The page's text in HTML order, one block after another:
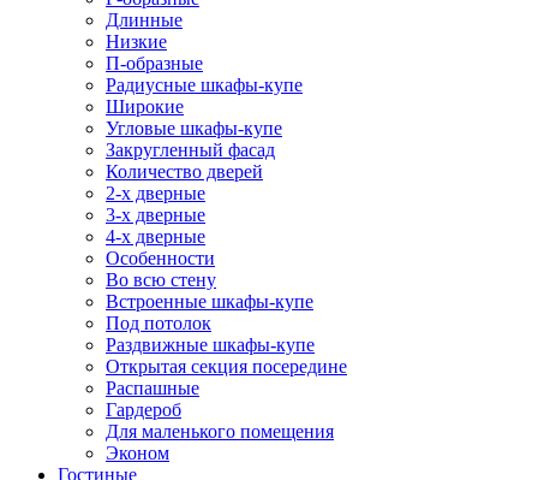
Длинные
Низкие
П-образные
Радиусные шкафы-купе
Широкие
Угловые шкафы-купе
Закругленный фасад
Количество дверей
2-х дверные
3-х дверные
4-х дверные
Особенности
Во всю стену
Встроенные шкафы-купе
Под потолок
Раздвижные шкафы-купе
Открытая секция посередине
Распашные
Гардероб
Для маленького помещения
Эконом
Гостиные